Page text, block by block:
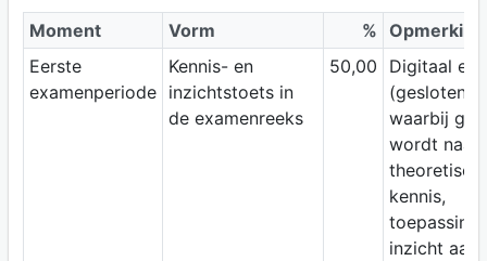
Moment
Vorm % Opmerking
Eerste
examenperiode
Kennis- en
inzichtstoets in
de examenreeks
50,00
Digitaal
(gesloten
waarbij
wordt naar
kennis,
inzicht aan